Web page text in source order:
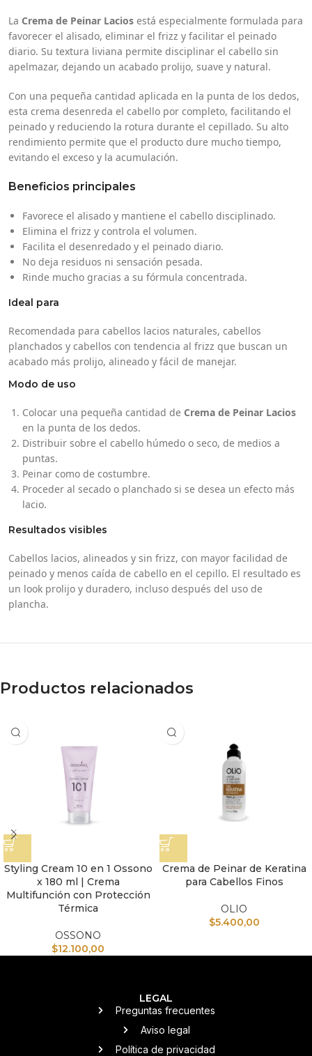
La Crema de Peinar Lacios está especialmente formulada para
favorecer el alisado, eliminar el frizz y facilitar el peinado
diario. Su textura liviana permite disciplinar el cabello sin
apelmazar, dejando un acabado prolijo, suave y natural.
Con una pequeña cantidad aplicada en la punta de los dedos,
esta crema desenreda el cabello por completo, facilitando el
peinado y reduciendo la rotura durante el cepillado. Su alto
rendimiento permite que el producto dure mucho tiempo,
evitando el exceso y la acumulación.
Beneficios principales
Favorece el alisado y mantiene el cabello disciplinado.
Elimina el frizz y controla el volumen.
Facilita el desenredado y el peinado diario.
No deja residuos ni sensación pesada.
Rinde mucho gracias a su fórmula concentrada.
Ideal para
Recomendada para cabellos lacios naturales, cabellos
planchados y cabellos con tendencia al frizz que buscan un
acabado más prolijo, alineado y fácil de manejar.
Modo de uso
Colocar una pequeña cantidad de Crema de Peinar Lacios
en la punta de los dedos.
Distribuir sobre el cabello húmedo o seco, de medios a
puntas.
Peinar como de costumbre.
Proceder al secado o planchado si se desea un efecto más
lacio.
Resultados visibles
Cabellos lacios, alineados y sin frizz, con mayor facilidad de
peinado y menos caída de cabello en el cepillo. El resultado es
un look prolijo y duradero, incluso después del uso de
plancha.
Productos relacionados
Styling Cream 10 en 1 Ossono
x 180 ml | Crema
Multifunción con Protección
Térmica
OSSONO
$12.100,00
Crema de Peinar de Keratina
para Cabellos Finos
OLIO
$5.400,00
LEGAL
Preguntas frecuentes
Aviso legal
Política de privacidad